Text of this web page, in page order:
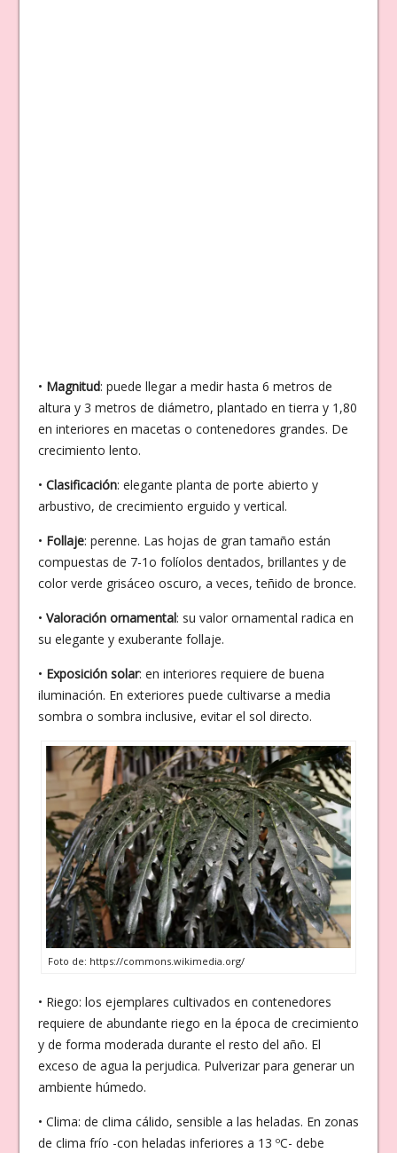
• Magnitud: puede llegar a medir hasta 6 metros de
altura y 3 metros de diámetro, plantado en tierra y 1,80
en interiores en macetas o contenedores grandes. De
crecimiento lento.
• Clasificación: elegante planta de porte abierto y
arbustivo, de crecimiento erguido y vertical.
• Follaje: perenne. Las hojas de gran tamaño están
compuestas de 7-1o folíolos dentados, brillantes y de
color verde grisáceo oscuro, a veces, teñido de bronce.
• Valoración ornamental: su valor ornamental radica en
su elegante y exuberante follaje.
• Exposición solar: en interiores requiere de buena
iluminación. En exteriores puede cultivarse a media
sombra o sombra inclusive, evitar el sol directo.
Foto de: https://commons.wikimedia.org/
• Riego: los ejemplares cultivados en contenedores
requiere de abundante riego en la época de crecimiento
y de forma moderada durante el resto del año. El
exceso de agua la perjudica. Pulverizar para generar un
ambiente húmedo.
• Clima: de clima cálido, sensible a las heladas. En zonas
de clima frío -con heladas inferiores a 13 ºC- debe